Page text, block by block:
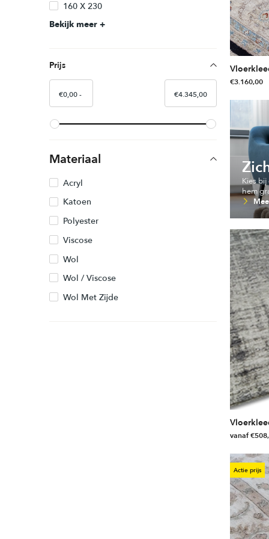
160 X 230
Bekijk meer
Prijs
€0,00 €4.345,00
Materiaal
Acryl
Katoen
Polyester
Viscose
Wol
Wol / Viscose
Wol Met Zijde
op
de
€3.160,00
Kies
hem
vanaf€
product
heeft
meerdere
variaties.
Deze
optie
Actie prijs